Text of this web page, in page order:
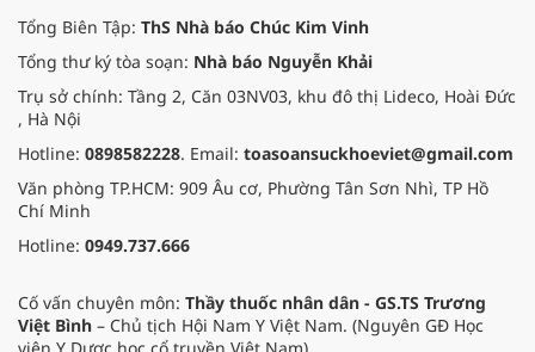
Tổng Biên Tập: ThS Nhà báo Chúc Kim Vinh
Tổng thư ký tòa soạn: Nhà báo Nguyễn Khải
Trụ sở chính: Tầng 2, Căn 03NV03, khu đô thị Lideco, Hoài Đức
, Hà Nội
Hotline: 0898582228. Email: toasoansuckhoeviet@gmail.com
Văn phòng TP.HCM: 909 Âu cơ, Phường Tân Sơn Nhì, TP Hồ
Chí Minh
Hotline: 0949.737.666
Cố vấn chuyên môn: Thầy thuốc nhân dân - GS.TS Trương
Việt Bình – Chủ tịch Hội Nam Y Việt Nam. (Nguyên GĐ Học